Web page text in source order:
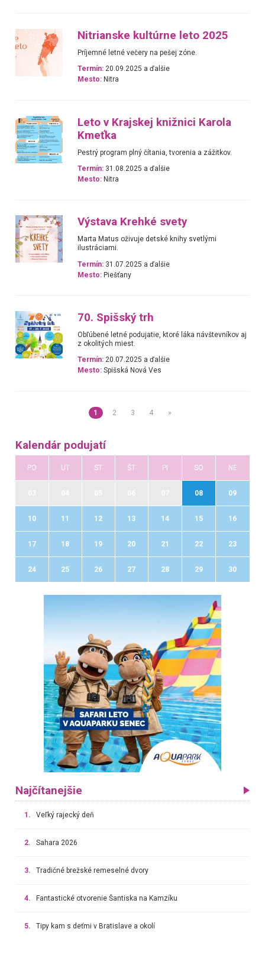
Nitrianske kultúrne leto 2025
Príjemné letné večery na pešej zóne.
Termín: 20.09.2025 a ďalšie
Mesto: Nitra
Leto v Krajskej knižnici Karola
Kmeťka
Pestrý program plný čítania, tvorenia a zážitkov.
Termín: 31.08.2025 a ďalšie
Mesto: Nitra
Výstava Krehké svety
Marta Matus oživuje detské knihy svetlými
ilustráciami.
Termín: 31.07.2025 a ďalšie
Mesto: Piešťany
70. Spišský trh
Obľúbené letné podujatie, ktoré láka návštevníkov aj
z okolitých miest.
Termín: 20.07.2025 a ďalšie
Mesto: Spišská Nová Ves
1 2 3 4 »
Kalendár podujatí
PO UT ST ŠT PI SO NE
08 09
10 11 12 13 14 15 16
17 18 19 20 21 22 23
24 25 26 27 28 29 30
Najčítanejšie
1. Veľký rajecký deň
2. Sahara 2026
3. Tradičné brežské remeselné dvory
4. Fantastické otvorenie Šantiska na Kamzíku
5. Tipy kam s deťmi v Bratislave a okolí